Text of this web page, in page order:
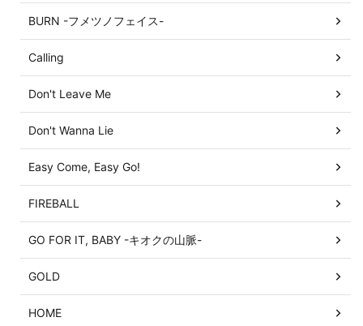
BURN -フメツノフェイス-
Calling
Don't Leave Me
Don't Wanna Lie
Easy Come, Easy Go!
FIREBALL
GO FOR IT, BABY -キオクの山脈-
GOLD
HOME